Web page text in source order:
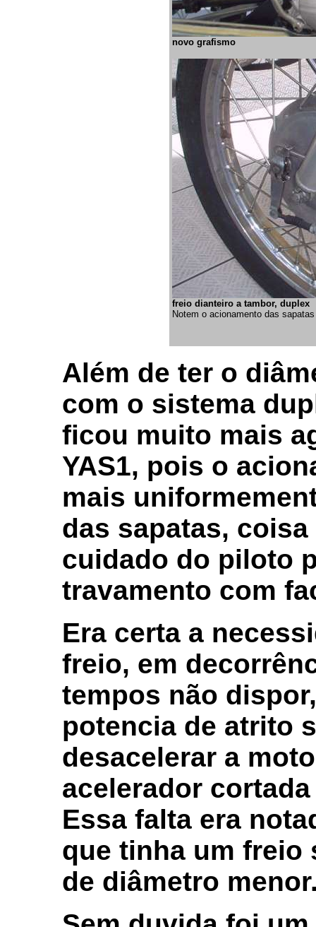
novo grafismo
freio dianteiro a tambor, duplex
Notem o acionamento das
Além de ter o
com o sistema
ficou muito mais
YAS1, pois o
mais
das sapatas,
cuidado do piloto
travamento com
Era certa a
freio, em
tempos não
potencia de atrito
desacelerar a
acelerador
Essa falta era
que tinha um freio
de diâmetro